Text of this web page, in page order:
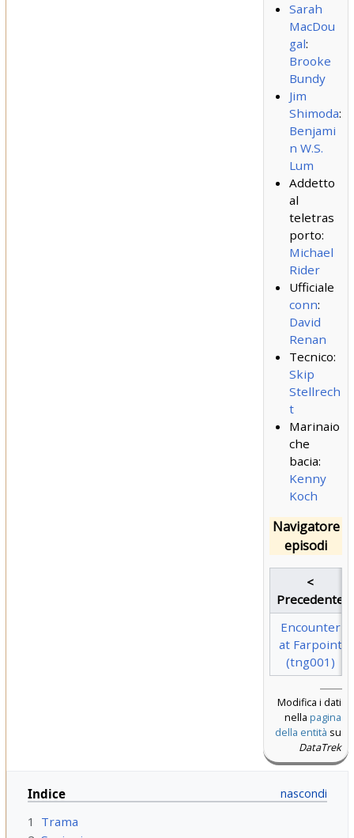
Sarah
MacDou
gal:
Brooke
Bundy
Jim
Shimoda:
Benjami
n W.S.
Lum
Addetto
al
teletras
porto:
Michael
Rider
Ufficiale
conn:
David
Renan
Tecnico:
Skip
Stellrech
t
Marinaio
che
bacia:
Kenny
Koch
Navigatore
episodi
<
Precedente
Encounter
at Farpoint
(tng001)
Modifica i dati
nella pagina
della entità su
DataTrek
Indice
1
Trama